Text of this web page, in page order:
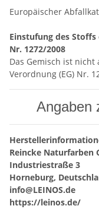
Europäischer
Einstufung des Stoffs
Nr. 1272/2008
Das Gemisch ist
Verordnung (EG) Nr.
Angaben
Reincke Naturfarben
Industriestraße 3
Horneburg,
info@LEINOS.de
https://leinos.de/